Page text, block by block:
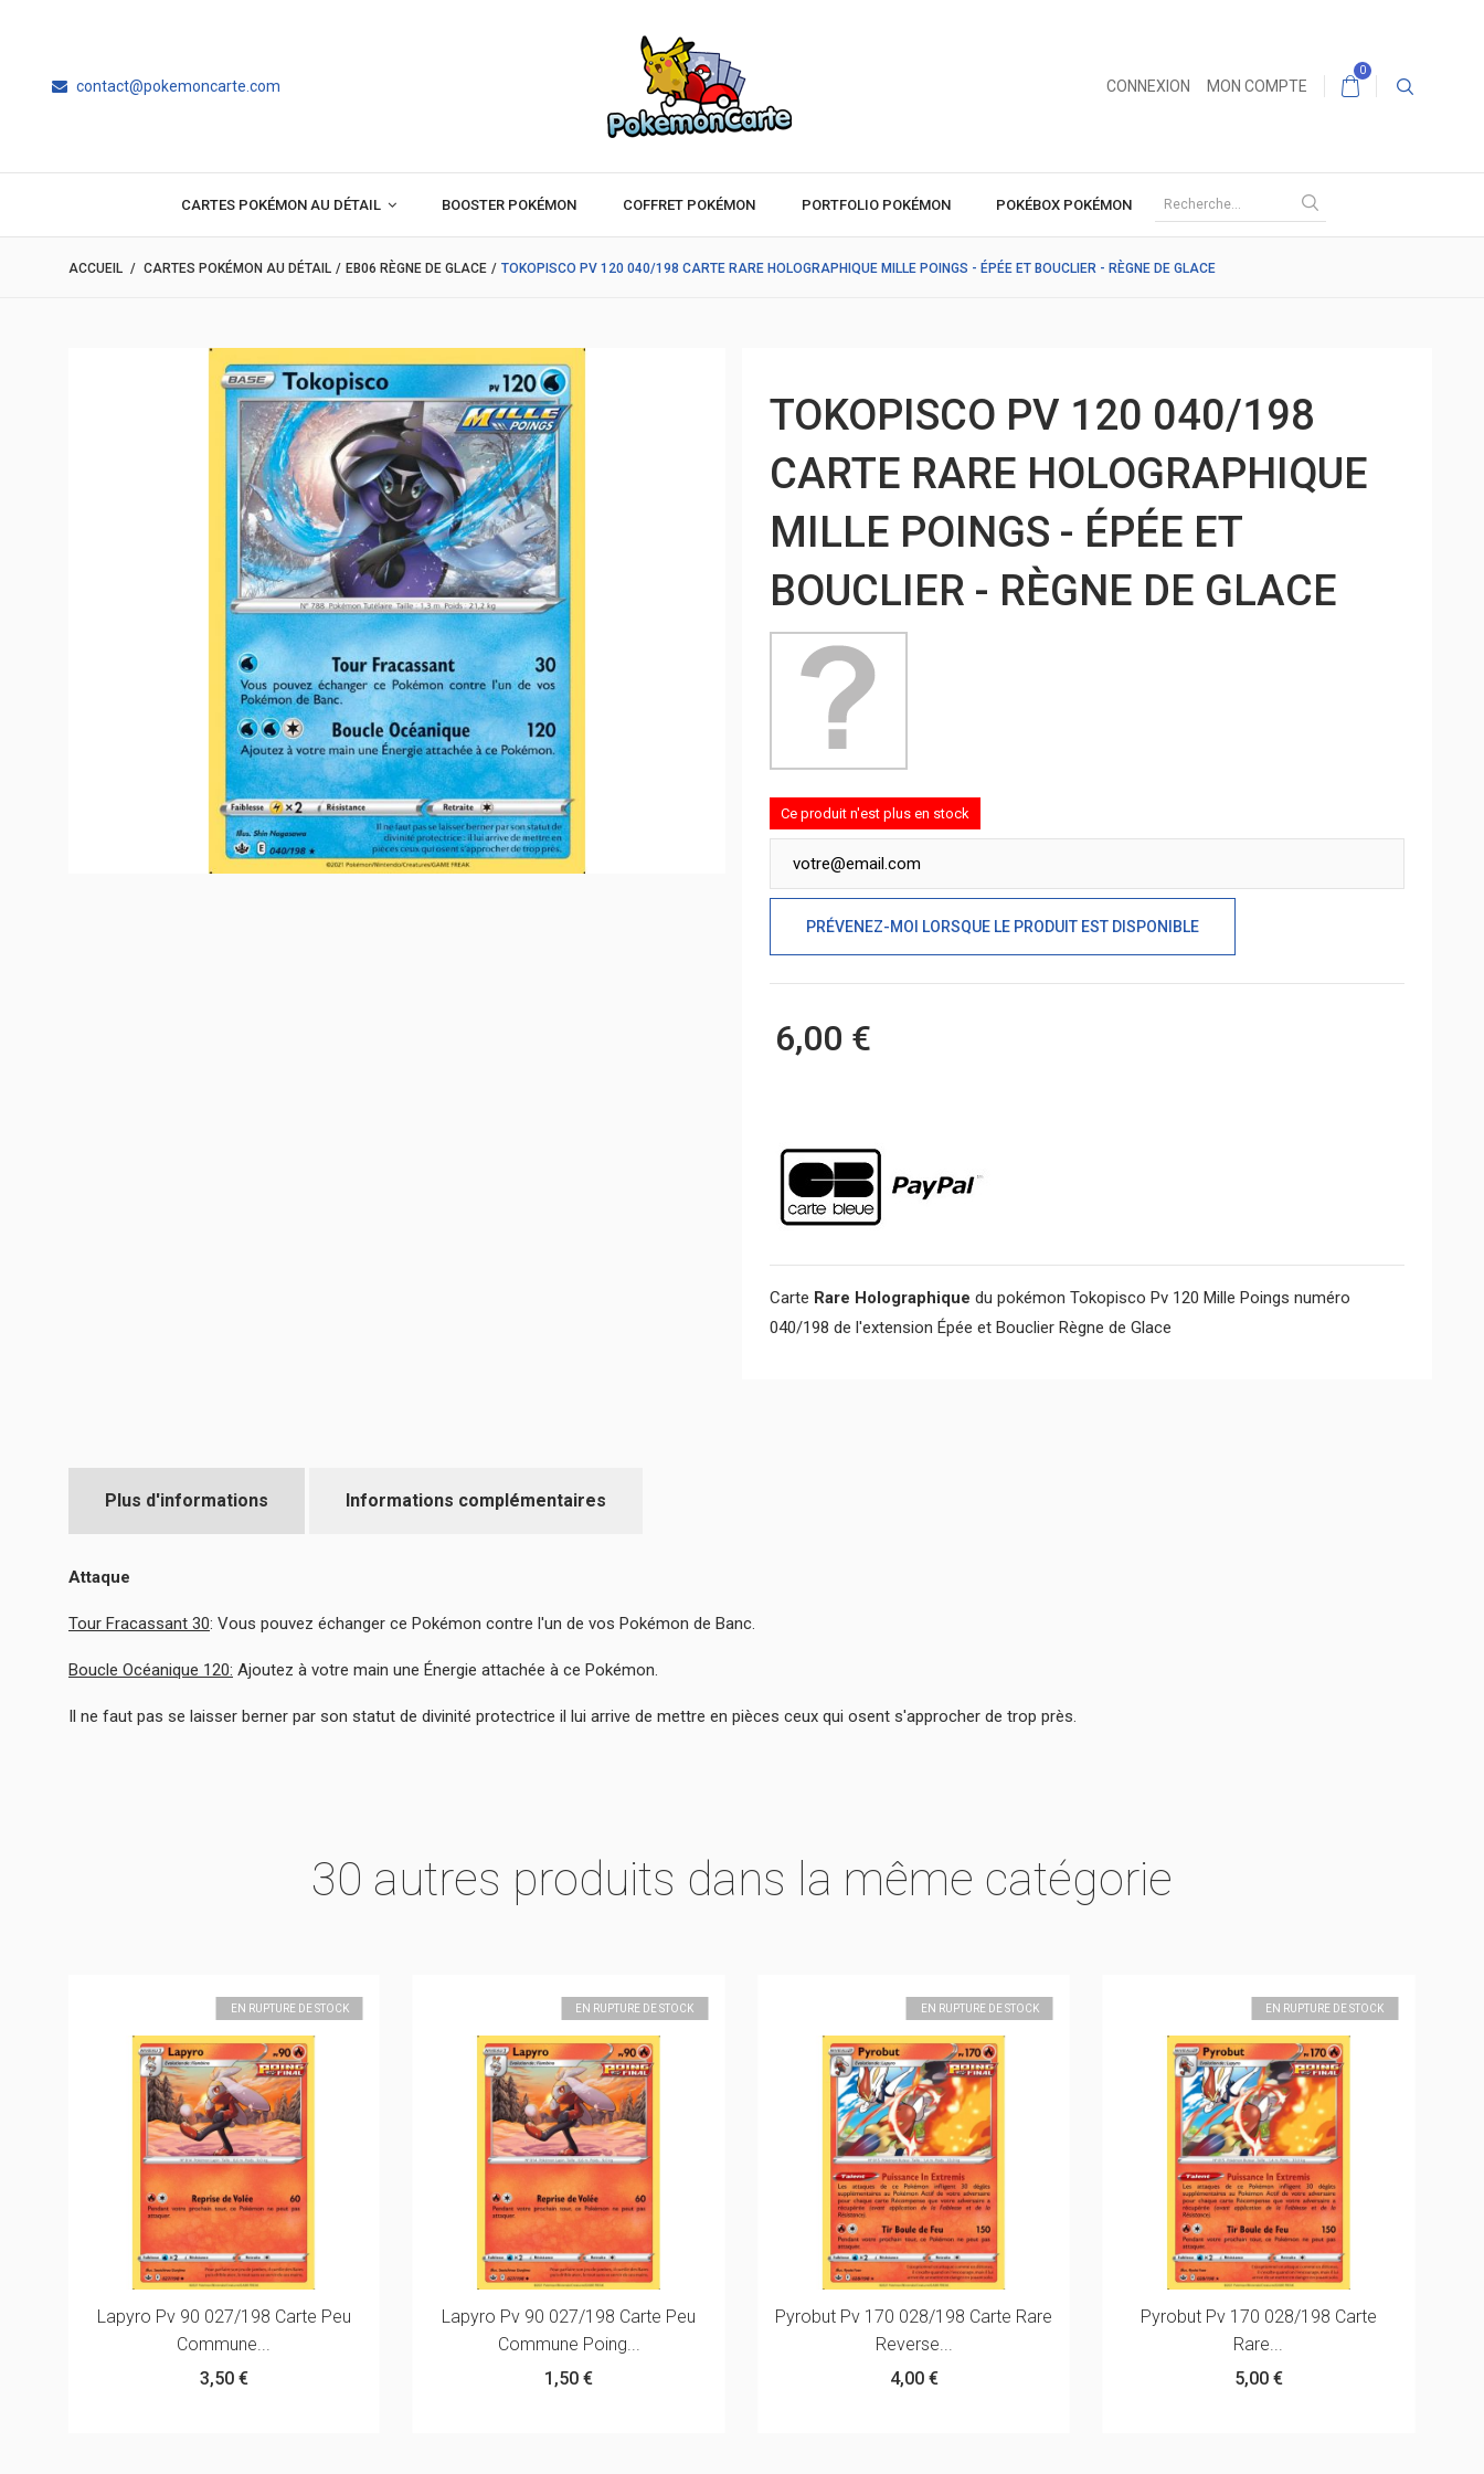
contact@pokemoncarte.com CONNEXION MON COMPTE
0
CARTES POKÉMON AU DÉTAIL BOOSTER POKÉMON COFFRET POKÉMON PORTFOLIO POKÉMON POKÉBOX POKÉMON
ACCUEIL / CARTES POKÉMON AU DÉTAIL / EB06 RÈGNE DE GLACE / TOKOPISCO PV 120 040/198 CARTE RARE HOLOGRAPHIQUE MILLE POINGS - ÉPÉE ET BOUCLIER - RÈGNE DE GLACE
TOKOPISCO PV 120 040/198
CARTE RARE HOLOGRAPHIQUE
MILLE POINGS - ÉPÉE ET
BOUCLIER - RÈGNE DE GLACE
Ce produit n'est plus en stock
PRÉVENEZ-MOI LORSQUE LE PRODUIT EST DISPONIBLE
6,00 €
Carte Rare Holographique du pokémon Tokopisco Pv 120 Mille Poings numéro
040/198 de l'extension Épée et Bouclier Règne de Glace
Plus d'informations Informations complémentaires
Attaque
Tour Fracassant 30: Vous pouvez échanger ce Pokémon contre l'un de vos Pokémon de Banc.
Boucle Océanique 120: Ajoutez à votre main une Énergie attachée à ce Pokémon.
Il ne faut pas se laisser berner par son statut de divinité protectrice il lui arrive de mettre en pièces ceux qui osent s'approcher de trop près.
30 autres produits dans la même catégorie
EN RUPTURE DE STOCK
Lapyro Pv 90 027/198 Carte Peu
Commune...
3,50 €
EN RUPTURE DE STOCK
Lapyro Pv 90 027/198 Carte Peu
Commune Poing...
1,50 €
EN RUPTURE DE STOCK
Pyrobut Pv 170 028/198 Carte Rare
Reverse...
4,00 €
EN RUPTURE DE STOCK
Pyrobut Pv 170 028/198 Carte
Rare...
5,00 €